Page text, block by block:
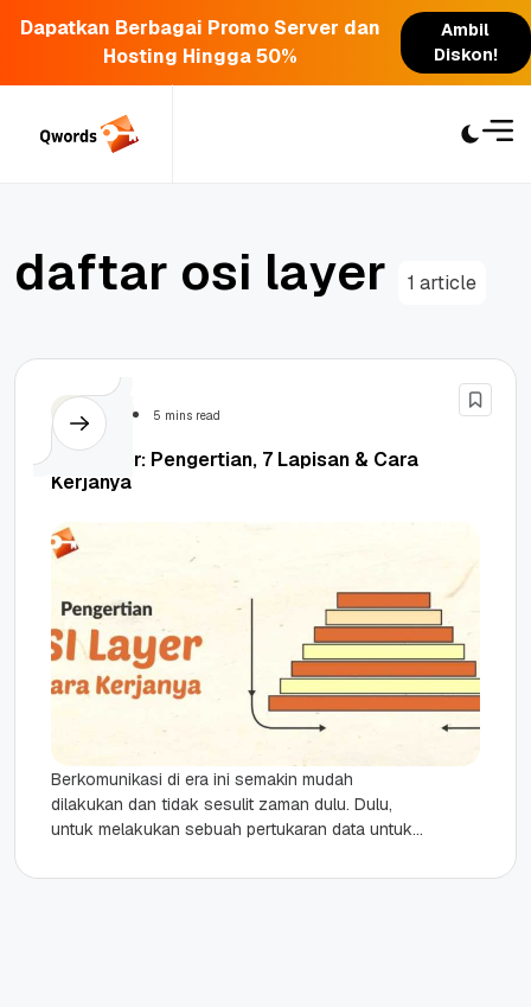
Dapatkan Berbagai Promo Server dan
Hosting Hingga 50%
Ambil
Diskon!
daftar osi layer 1 article
Security 5 mins read
OSI Layer: Pengertian, 7 Lapisan & Cara
Kerjanya
Berkomunikasi di era ini semakin mudah
dilakukan dan tidak sesulit zaman dulu. Dulu,
untuk melakukan sebuah pertukaran data untuk